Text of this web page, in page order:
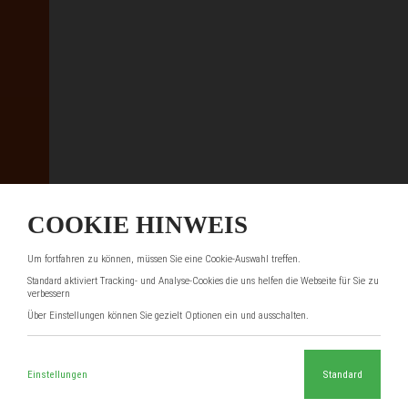
COOKIE HINWEIS
Um fortfahren zu können, müssen Sie eine Cookie-Auswahl treffen.
Standard aktiviert Tracking- und Analyse-Cookies die uns helfen die Webseite für Sie zu
verbessern
Über Einstellungen können Sie gezielt Optionen ein und ausschalten.
Einstellungen Standard